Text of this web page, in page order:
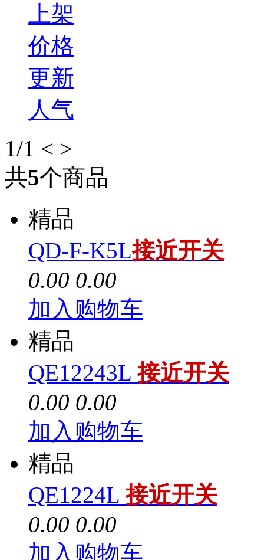
上架
价格
更新
人气
1/1 < >
共5个商品
精品
QD-F-K5L接近开关
0.00 0.00
加入购物车
精品
QE12243L接近开关
0.00 0.00
加入购物车
精品
QE1224L接近开关
0.00 0.00
加入购物车